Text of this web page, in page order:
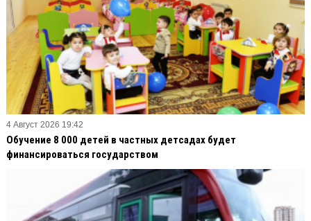
4 Август 2026 19:42
Обучение 8 000 детей в частных детсадах будет
финансироваться государством